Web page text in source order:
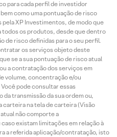
para cada perfil de investidor
como uma pontuação de risco
XP Investimentos, de modo que
todos os produtos, desde que dentro
de risco definidas para o seu perfil.
os serviços objeto deste
se a sua pontuação de risco atual
a contratação dos serviços em
volume, concentração e/ou
pode consultar essas
transmissão da sua ordem ou,
carteira na tela de carteira (Visão
não comporte a
existam limitações em relação à
a referida aplicação/contratação, isto